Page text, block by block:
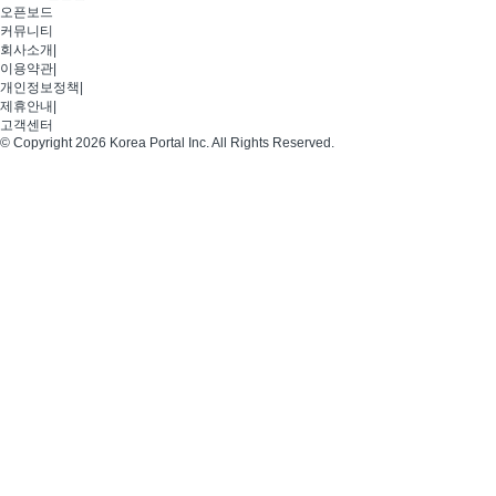
오픈보드
커뮤니티
회사소개
이용약관
개인정보정책
제휴안내
고객센터
© Copyright 2026 Korea Portal Inc. All Rights Reserved.